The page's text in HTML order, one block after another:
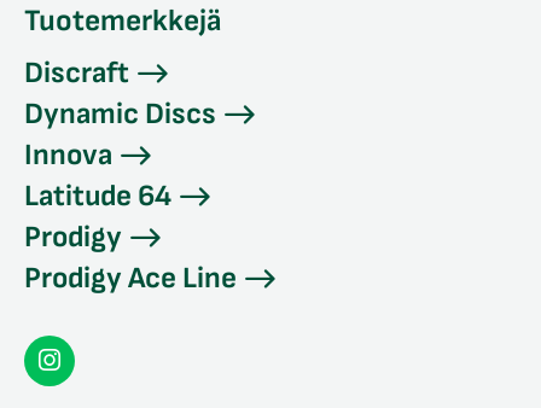
Tuotemerkkejä
Discraft
Dynamic Discs
Innova
Latitude 64
Prodigy
Prodigy Ace Line
Seconddisc